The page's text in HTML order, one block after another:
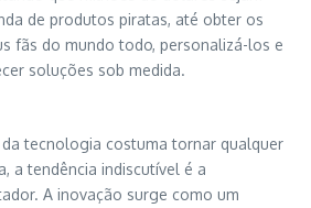
de produtos piratas, até obter os
fãs do mundo todo, personalizá-los e
soluções sob medida.
tecnologia costuma tornar qualquer
a tendência indiscutível é a
A inovação surge como um